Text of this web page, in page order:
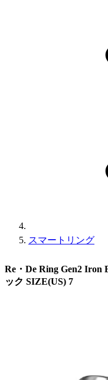
スマートリング
Re・De Ring Gen2 Iron
ック SIZE(US) 7